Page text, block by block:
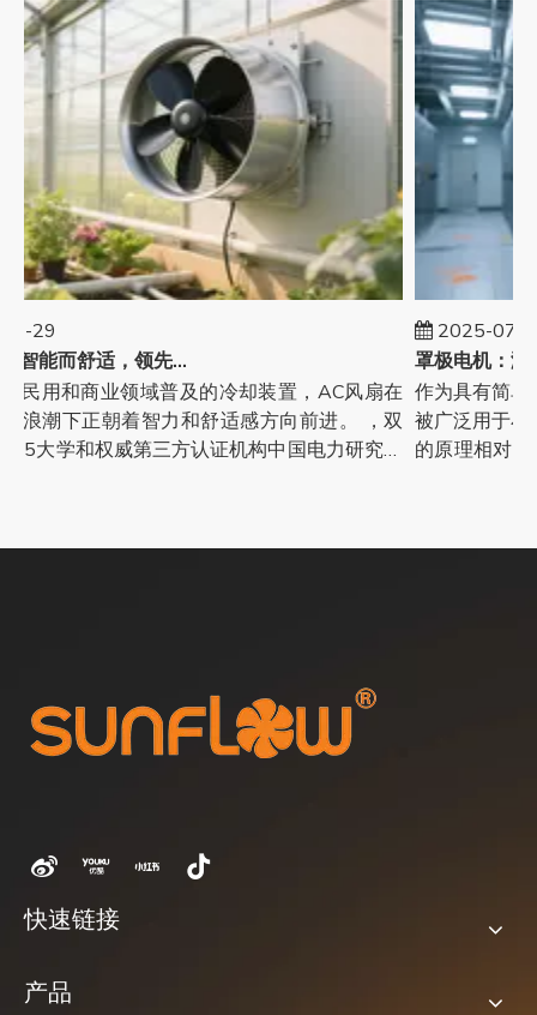
29
交流风机：智能而舒适，领先的消费升级
民用和商业领域普及的冷却装置，AC风扇在
浪潮下正朝着智力和舒适感方向前进。 ，双
大学和权威第三方认证机构中国电力研究和
2025-07-
作为具有简单
被广泛用于小
的原理相对传
快速链接
产品